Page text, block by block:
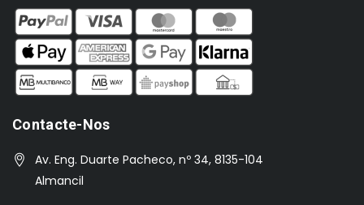
Contacte-Nos
Av. Eng. Duarte Pacheco, nº 34, 8135-104
Almancil